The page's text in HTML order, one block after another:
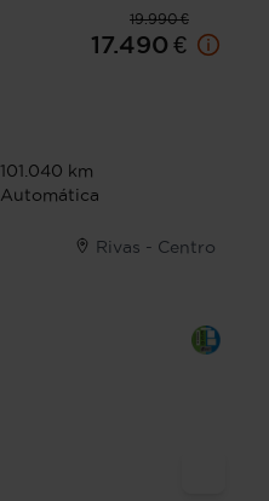
19.990 €
17.490 €
101.040 km
Automática
Rivas - Centro